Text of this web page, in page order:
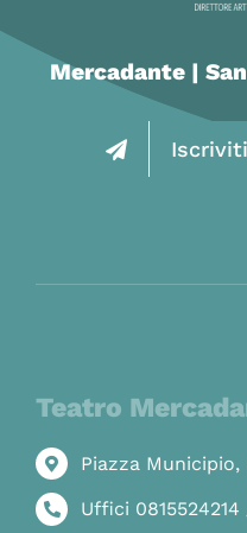
Mercadante |
Teatro
Piazza Municipio,
Uffici 0815524214